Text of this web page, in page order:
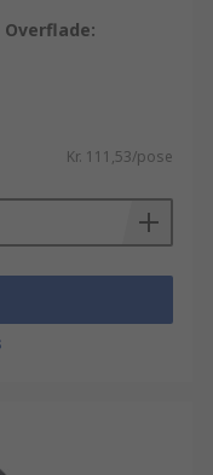
Overflade:
Kr. 111,53/pose